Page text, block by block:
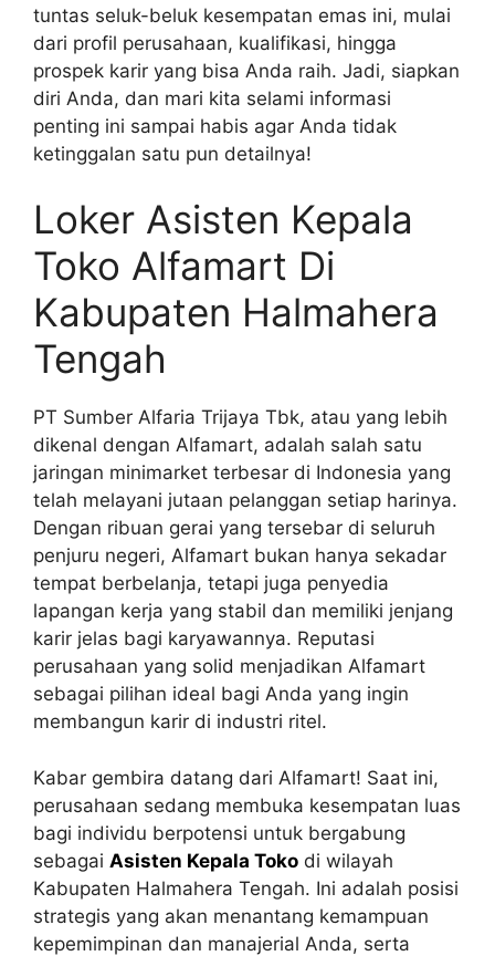
tuntas seluk-beluk kesempatan emas ini, mulai
dari profil perusahaan, kualifikasi, hingga
prospek karir yang bisa Anda raih. Jadi, siapkan
diri Anda, dan mari kita selami informasi
penting ini sampai habis agar Anda tidak
ketinggalan satu pun detailnya!
Loker Asisten Kepala
Toko Alfamart Di
Kabupaten Halmahera
Tengah
PT Sumber Alfaria Trijaya Tbk, atau yang lebih
dikenal dengan Alfamart, adalah salah satu
jaringan minimarket terbesar di Indonesia yang
telah melayani jutaan pelanggan setiap harinya.
Dengan ribuan gerai yang tersebar di seluruh
penjuru negeri, Alfamart bukan hanya sekadar
tempat berbelanja, tetapi juga penyedia
lapangan kerja yang stabil dan memiliki jenjang
karir jelas bagi karyawannya. Reputasi
perusahaan yang solid menjadikan Alfamart
sebagai pilihan ideal bagi Anda yang ingin
membangun karir di industri ritel.
Kabar gembira datang dari Alfamart! Saat ini,
perusahaan sedang membuka kesempatan luas
bagi individu berpotensi untuk bergabung
sebagai Asisten Kepala Toko di wilayah
Kabupaten Halmahera Tengah. Ini adalah posisi
strategis yang akan menantang kemampuan
kepemimpinan dan manajerial Anda, serta